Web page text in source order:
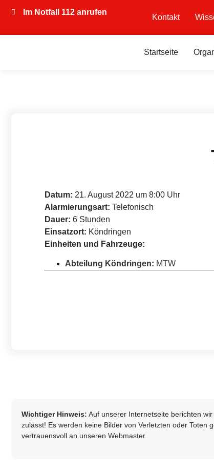
Im Notfall 112 anrufen
Kontakt
Startseite
Datum: 21. August 2022 um 8:00 Uhr
Alarmierungsart: Telefonisch
Dauer: 6 Stunden
Einsatzort: Köndringen
Einheiten und Fahrzeuge:
Abteilung Köndringen: MTW
Wichtiger Hinweis: Auf unserer Internetseite berichten
zulässt! Es werden keine Bilder von Verletzten oder
vertrauensvoll an unseren Webmaster.